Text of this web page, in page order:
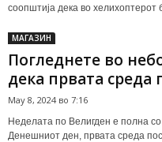
соопштија дека во хелихоптерот
МАГАЗИН
Погледнете во
дека првата среда
May 8, 2024 во 7:16
Неделата по Велигден е полна
Денешниот ден, првата среда